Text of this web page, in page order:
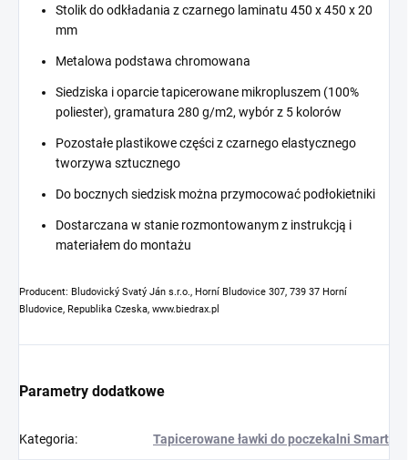
Stolik do odkładania z czarnego laminatu 450 x 450 x 20
mm
Metalowa podstawa chromowana
Siedziska i oparcie tapicerowane mikropluszem (100%
poliester), gramatura 280 g/m2, wybór z 5 kolorów
Pozostałe plastikowe części z czarnego elastycznego
tworzywa sztucznego
Do bocznych siedzisk można przymocować podłokietniki
Dostarczana w stanie rozmontowanym z instrukcją i
materiałem do montażu
Producent: Bludovický Svatý Ján s.r.o., Horní Bludovice 307, 739 37 Horní
Bludovice, Republika Czeska, www.biedrax.pl
Parametry dodatkowe
Kategoria: Tapicerowane ławki do poczekalni Smart